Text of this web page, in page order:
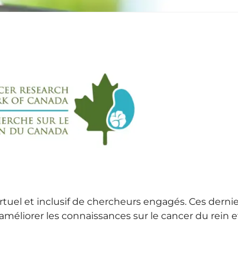
et inclusif de chercheurs engagés. Ces
les connaissances sur le cancer du rein